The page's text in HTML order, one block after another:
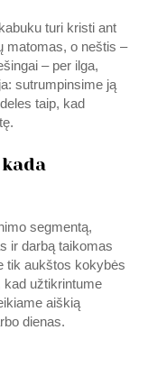
turi kristi ant
matomas, o neštis –
– per ilga,
sutrumpinsime ją
taip, kad
segmentą,
ir darbą taikomas
tik aukštos kokybės
kad užtikrintume
aiškią
dienas.